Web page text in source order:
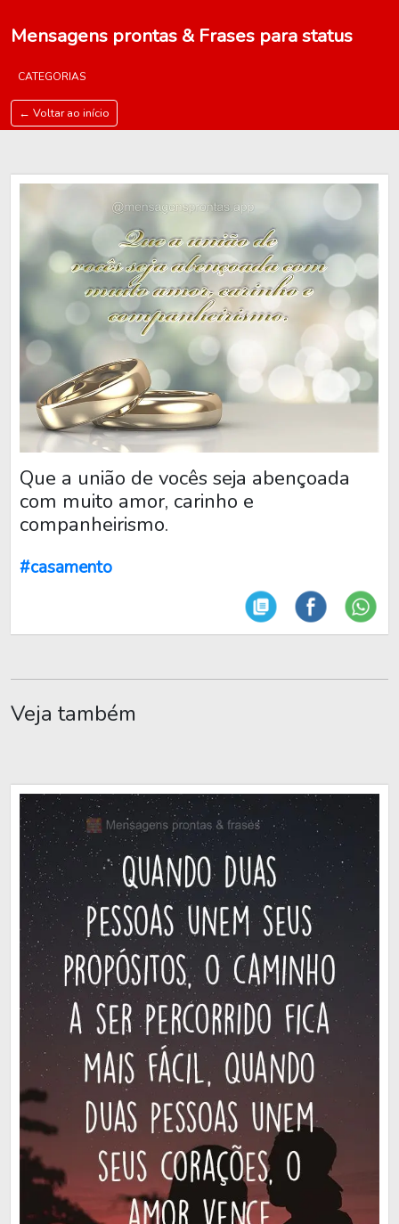
Mensagens prontas & Frases para status
CATEGORIAS
← Voltar ao início
Que a união de vocês seja abençoada
com muito amor, carinho e
companheirismo.
#casamento
Veja também